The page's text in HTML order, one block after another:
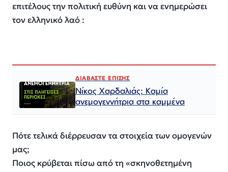
επιτέλους την πολιτική ευθύνη και να ενημερώσει
τον ελληνικό λαό :
ΔΙΑΒΑΣΤΕ ΕΠΙΣΗΣ
Νίκος Χαρδαλιάς: Καμία
ανεμογεννήτρια στα καμμένα
Πότε τελικά διέρρευσαν τα στοιχεία των ομογενών
μας;
Ποιος κρύβεται πίσω από τη «σκηνοθετημένη